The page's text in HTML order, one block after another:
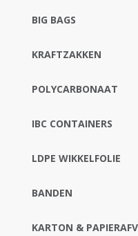
BIG BAGS
KRAFTZAKKEN
POLYCARBONAAT
IBC CONTAINERS
LDPE WIKKELFOLIE
BANDEN
KARTON &